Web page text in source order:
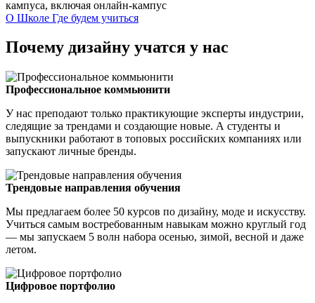
кампуса, включая онлайн-кампус
О Школе Где будем учиться
Почему дизайну учатся у нас
Профессиональное коммьюнити
У нас преподают только практикующие эксперты индустрии,
следящие за трендами и создающие новые. А студенты и
выпускники работают в топовых российских компаниях или
запускают личные бренды.
Трендовые направления обучения
Мы предлагаем более 50 курсов по дизайну, моде и искусству.
Учиться самым востребованным навыкам можно круглый год
— мы запускаем 5 волн набора осенью, зимой, весной и даже
летом.
Цифровое портфолио